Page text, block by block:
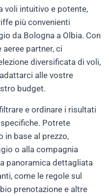
voli intuitivo e potente,
più convenienti
da Bologna a Olbia. Con
partner, ci
diversificata di voli,
alle vostre
budget.
e ordinare i risultati
Potrete
in base al prezzo,
o alla compagnia
panoramica dettagliata
come le regole sul
prenotazione e altre